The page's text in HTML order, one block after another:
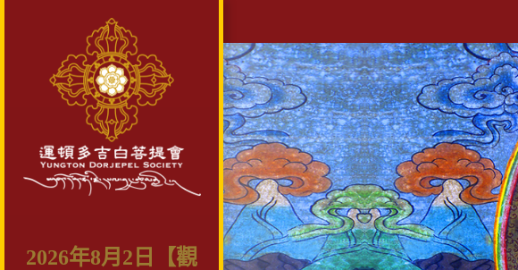
2026年8月2日【觀